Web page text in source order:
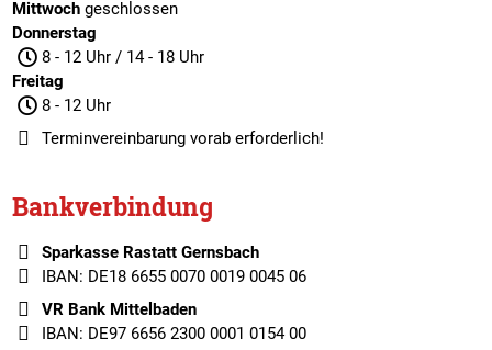
Mittwochgeschlossen
Donnerstag
8 - 12 Uhr / 14 - 18 Uhr
Freitag
8 - 12 Uhr
Terminvereinbarungvorab erforderlich!
Bankverbindung
Sparkasse Rastatt Gernsbach
IBAN: DE18 6655 0070 0019 0045 06
VR Bank Mittelbaden
IBAN: DE97 6656 2300 0001 0154 00